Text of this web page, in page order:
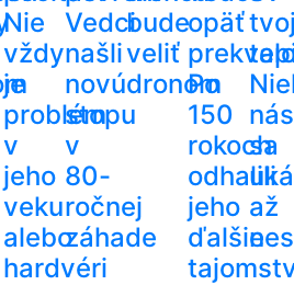
Nie
vždy
je
problém
v
jeho
veku
alebo
hardvéri
Vedci
našli
novú
stopu
v
80-
ročnej
záhade
bude
veliť
dronom
opäť
Po
150
rokoch
odhalili
jeho
ďalšie
sa
až